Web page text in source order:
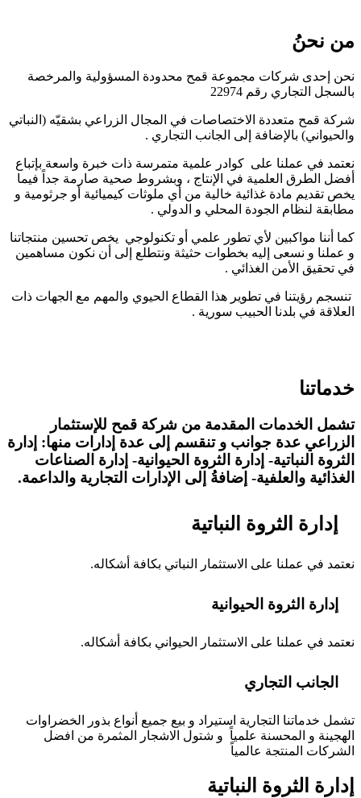
من نحنُ
نحن إحدى شركات مجموعة قمح محدودة المسؤولية والمرخصة
بالسجل التجاري رقم 22974
شركة قمح متعددة الاختصاصات في المجال الزراعي بشقيّه (النباتي
والحيواني) بالإضافة إلى الجانب التجاري .
نعتمد في عملنا على كوادر علمية متمرسة ذات خبرة واسعة بإتباع
أفضل الطرق العلمية في الإنتاج ، وبشروط صحية صارمة جداً فيما
يخص تقديم مادة غذائية خالية من أي ملوثات كيميائية أو جرثومية و
مطابقة لنظام الجودة المحلي و الدولي .
كما أننا مواكبين لأي تطور علمي أو تكنولوجي يخص تحسين منتجاتنا
و عملنا و نسعى إليه بخطوات حثيثة ونتطلع إلى أن نكون مساهمين
في تحقيق الأمن الغذائي .
تنسجم رؤيتنا في تطوير هذا القطاع الحيوي والمهم مع الجهات ذات
العلاقة في بلدنا الحبيب سورية .
خدماتنا
تشمل الخدمات المقدمة من شركة قمح للإستثمار
الزراعي عدة جوانب و تنقسم إلى عدة إدارات منها: إدارة
الثروة النباتية- إدارة الثروة الحيوانية- إدارة الصناعات
الغذائية والعلفية- إضافةُ إلى الإدارات التجارية والداعمة.
إدارة الثروة النباتية
نعتمد في عملنا على الاستثمار النباتي بكافة أشكاله.
إدارة الثروة الحيوانية
نعتمد في عملنا على الاستثمار الحيواني بكافة أشكاله.
الجانب التجاري
تشمل خدماتنا التجارية استيراد و بيع جميع أنواع بذور الخضراوات
الهجينة و المحسنة علمياً و شتول الاشجار المثمرة من افضل
الشركات المنتجة عالمياً
إدارة الثروة النباتية